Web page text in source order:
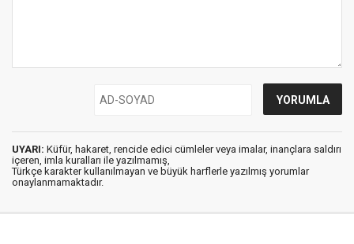
UYARI: Küfür, hakaret, rencide edici cümleler veya imalar, inançlara saldırı
içeren, imla kuralları ile yazılmamış,
Türkçe karakter kullanılmayan ve büyük harflerle yazılmış yorumlar
onaylanmamaktadır.